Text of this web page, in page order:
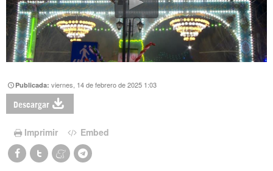
Publicada:viernes, 14 de febrero de 2025 1:03
Descargar
Imprimir Embed